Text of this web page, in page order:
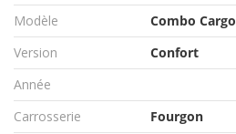
Modèle
Combo Cargo
Version
Confort
Année
Carrosserie
Fourgon